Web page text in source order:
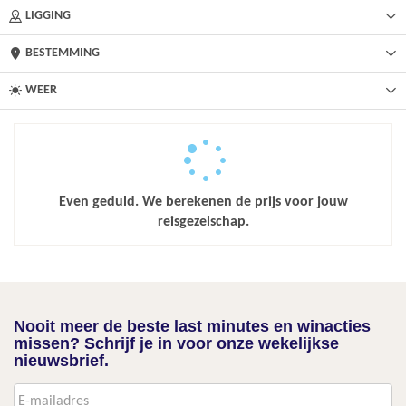
LIGGING
BESTEMMING
WEER
Even geduld. We berekenen de prijs voor jouw
reisgezelschap.
Nooit meer de beste last minutes en winacties
missen? Schrijf je in voor onze wekelijkse
nieuwsbrief.